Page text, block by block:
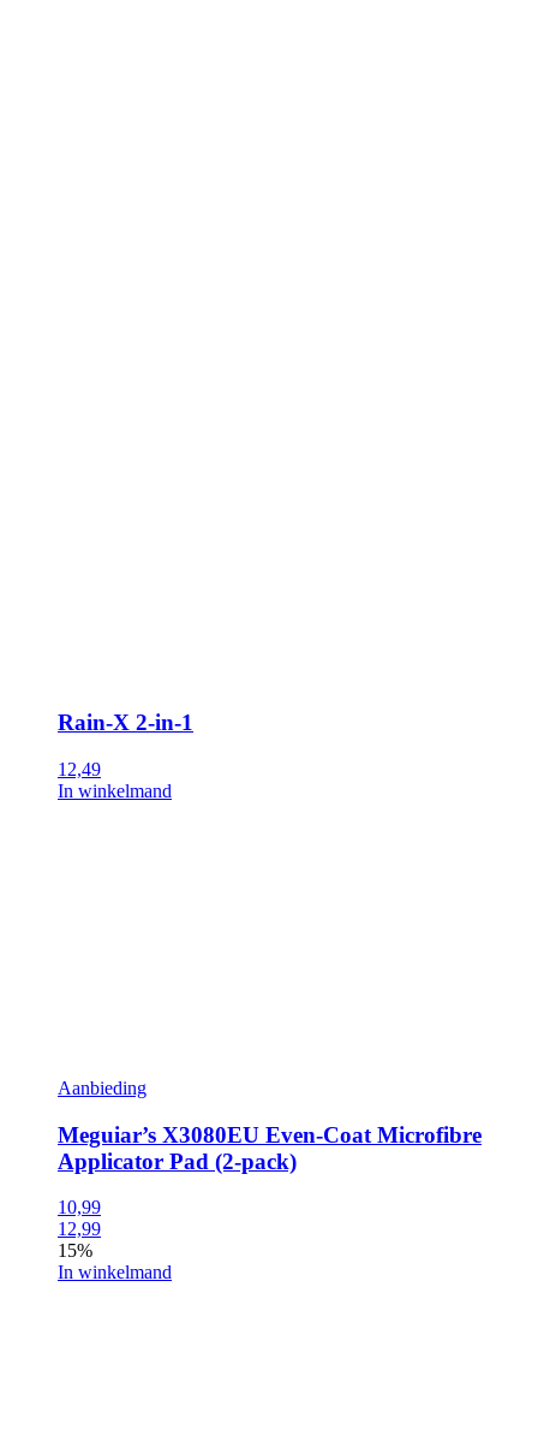
Rain-X 2-in-1
12,49
In winkelmand
Aanbieding
Meguiar’s X3080EU Even-Coat Microfibre
Applicator Pad (2-pack)
10,99
12,99
15%
In winkelmand